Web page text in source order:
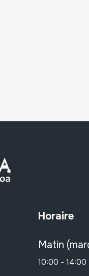
Horaire
Matin
10:00 - 14:00